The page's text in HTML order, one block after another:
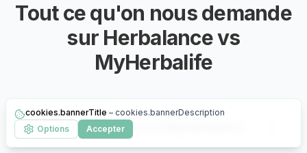
Tout ce qu'on nous demande
sur Herbalance vs
MyHerbalife
Herbalance remplace-t-il MyHerbalife ?
cookies.bannerTitle – cookies.bannerDescription
Options
Accepter